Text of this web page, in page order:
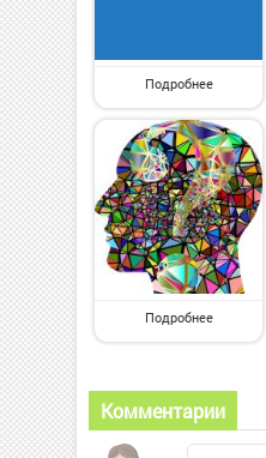
Подробнее
Подробнее
Комментарии